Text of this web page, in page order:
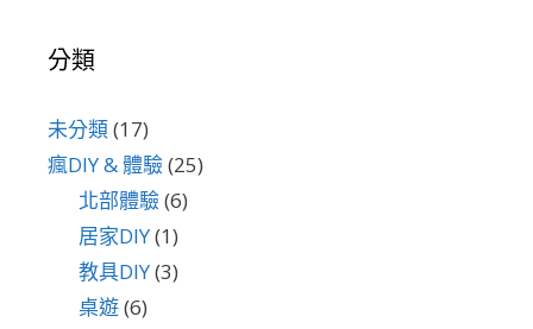
分類
未分類(17)
瘋DIY & 體驗(25)
北部體驗(6)
居家DIY(1)
教具DIY(3)
桌遊(6)